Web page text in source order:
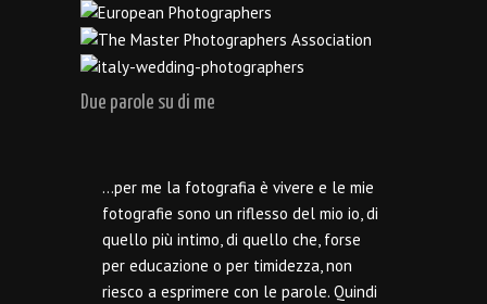
Due parole su di me
…per me la fotografia è vivere e le mie
fotografie sono un riflesso del mio io, di
quello più intimo, di quello che, forse
per educazione o per timidezza, non
riesco a esprimere con le parole. Quindi